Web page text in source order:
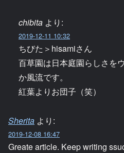
chibita より:
2019-12-11 10:32
ちびた＞hisamiさん
百草園は日本庭園らしさを
か風流です。
紅葉よりお団子（笑）
Sherita より:
2019-12-08 16:47
Greate article. Keep writing